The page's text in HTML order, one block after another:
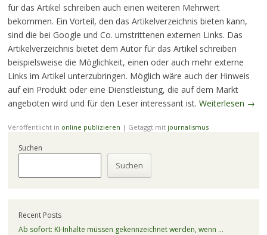
für das Artikel schreiben auch einen weiteren Mehrwert
bekommen. Ein Vorteil, den das Artikelverzeichnis bieten kann,
sind die bei Google und Co. umstrittenen externen Links. Das
Artikelverzeichnis bietet dem Autor für das Artikel schreiben
beispielsweise die Möglichkeit, einen oder auch mehr externe
Links im Artikel unterzubringen. Möglich wäre auch der Hinweis
auf ein Produkt oder eine Dienstleistung, die auf dem Markt
angeboten wird und für den Leser interessant ist. Weiterlesen →
Veröffentlicht in online publizieren | Getaggt mit journalismus
Suchen
Suchen
Recent Posts
Ab sofort: KI-Inhalte müssen gekennzeichnet werden, wenn …